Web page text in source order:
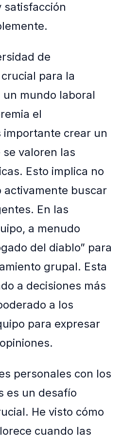
satisfacción
de
para la
mundo laboral
el
importante crear un
valoren las
Esto implica no
activamente buscar
En las
a menudo
del diablo” para
grupal. Esta
a decisiones más
a los
para expresar
personales con los
es un desafío
He visto cómo
cuando las